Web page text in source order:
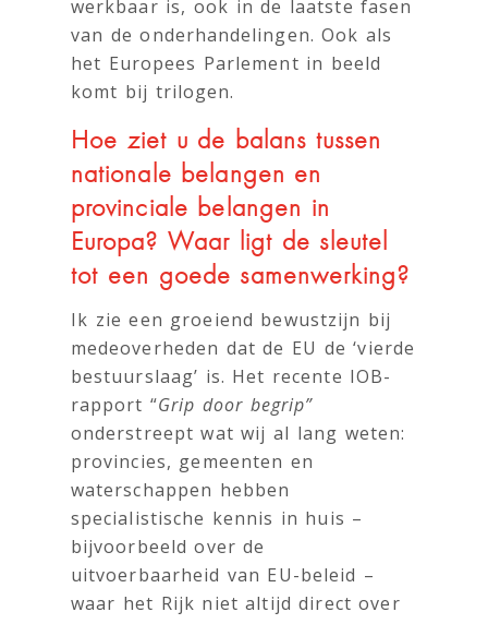
werkbaar is, ook in de laatste fasen
van de onderhandelingen. Ook als
het Europees Parlement in beeld
komt bij trilogen.
Hoe ziet u de balans tussen
nationale belangen en
provinciale belangen in
Europa? Waar ligt de sleutel
tot een goede samenwerking?
Ik zie een groeiend bewustzijn bij
medeoverheden dat de EU de ‘vierde
bestuurslaag’ is. Het recente IOB-
rapport “Grip door begrip”
onderstreept wat wij al lang weten:
provincies, gemeenten en
waterschappen hebben
specialistische kennis in huis –
bijvoorbeeld over de
uitvoerbaarheid van EU-beleid –
waar het Rijk niet altijd direct over